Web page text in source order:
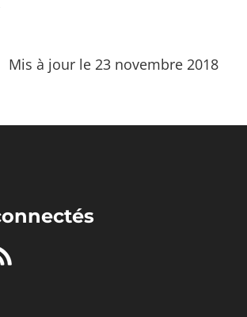
Mis à jour le 23 novembre 2018